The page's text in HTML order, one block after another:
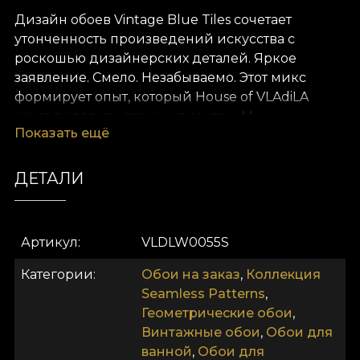
Дизайн обоев Vintage Blue Tiles сочетает
утонченность произведений искусства с
роскошью дизайнерских деталей. Яркое
заявление. Смело. Незабываемо. Этот микс
формирует опыт, который House of VLAdiLA
хочет подарить своим клиентам. Мы
переопределяем комфорт как данность.
созданных вручную преданными дизайнерами.
материал, очень прочный и долговечный. Мы
предлагаем три разных текстуры, чтобы вы
могли выбрать ощущение, которое принесёте
домой. Текстура Smooth — матовая, гладкая и
приятная на ощупь. Canvas создаёт эффект
увеличенной картины. Linen — благородный
Показать ещё
ДЕТАЛИ
Артикул VLDLW0055S
Категории Обои на заказ, Коллекция
Seamless Patterns,
Геометрические обои,
Винтажные обои, Обои для
ванной, Обои для